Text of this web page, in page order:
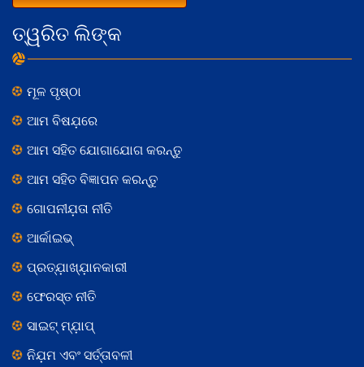
ତ୍ୱରିତ ଲିଙ୍କ
ମୂଳ ପୃଷ୍ଠା
ଆମ ବିଷଯ଼ରେ
ଆମ ସହିତ ଯୋଗାଯୋଗ କରନ୍ତୁ
ଆମ ସହିତ ବିଜ୍ଞାପନ କରନ୍ତୁ
ଗୋପନୀଯ଼ତା ନୀତି
ଆର୍କାଇଭ୍
ପ୍ରତ୍ଯ଼ାଖ୍ଯ଼ାନକାରୀ
ଫେରସ୍ତ ନୀତି
ସାଇଟ୍ ମ୍ଯ଼ାପ୍
ନିଯ଼ମ ଏବଂ ସର୍ତ୍ତାବଳୀ